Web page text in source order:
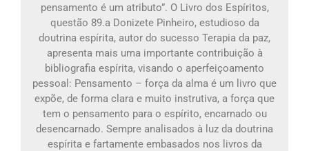
pensamento é um atributo”. O Livro dos Espíritos,
questão 89.a Donizete Pinheiro, estudioso da
doutrina espírita, autor do sucesso Terapia da paz,
apresenta mais uma importante contribuição à
bibliografia espírita, visando o aperfeiçoamento
pessoal: Pensamento – força da alma é um livro que
expõe, de forma clara e muito instrutiva, a força que
tem o pensamento para o espírito, encarnado ou
desencarnado. Sempre analisados à luz da doutrina
espírita e fartamente embasados nos livros da